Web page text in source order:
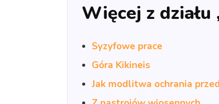
Więcej z
Syzyfowe prace
Góra Kikineis
Jak modlitwa ochrania